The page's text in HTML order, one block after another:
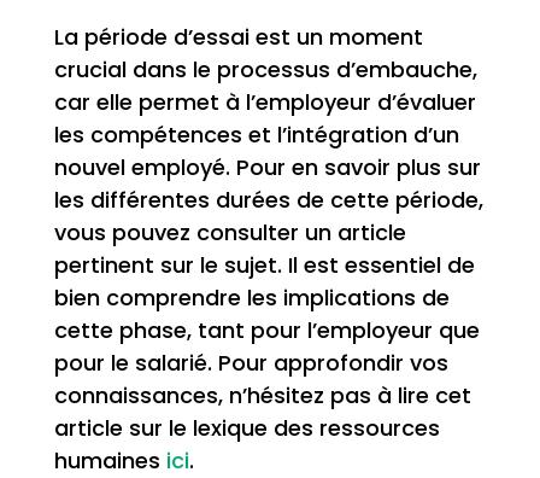
La période d’essai est un moment
crucial dans le processus d’embauche,
car elle permet à l’employeur d’évaluer
les compétences et l’intégration d’un
nouvel employé. Pour en savoir plus sur
les différentes durées de cette période,
vous pouvez consulter un article
pertinent sur le sujet. Il est essentiel de
bien comprendre les implications de
cette phase, tant pour l’employeur que
pour le salarié. Pour approfondir vos
connaissances, n’hésitez pas à lire cet
article sur le lexique des ressources
humaines ici.